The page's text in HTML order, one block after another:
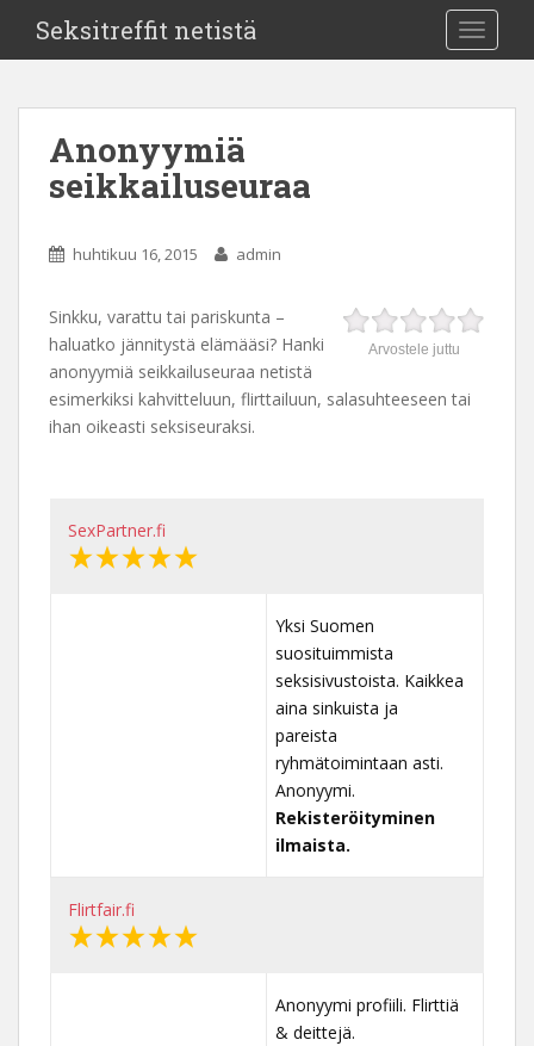
Seksitreffit netistä
Anonyymiä
seikkailuseuraa
huhtikuu 16, 2015 admin
Arvostele juttu
Sinkku, varattu tai pariskunta –
haluatko jännitystä elämääsi? Hanki
anonyymiä seikkailuseuraa netistä
esimerkiksi kahvitteluun, flirttailuun, salasuhteeseen tai
ihan oikeasti seksiseuraksi.
SexPartner.fi
Yksi Suomen
suosituimmista
seksisivustoista. Kaikkea
aina sinkuista ja
pareista
ryhmätoimintaan asti.
Anonyymi.
Rekisteröityminen
ilmaista.
Flirtfair.fi
Anonyymi profiili. Flirttiä
& deittejä.